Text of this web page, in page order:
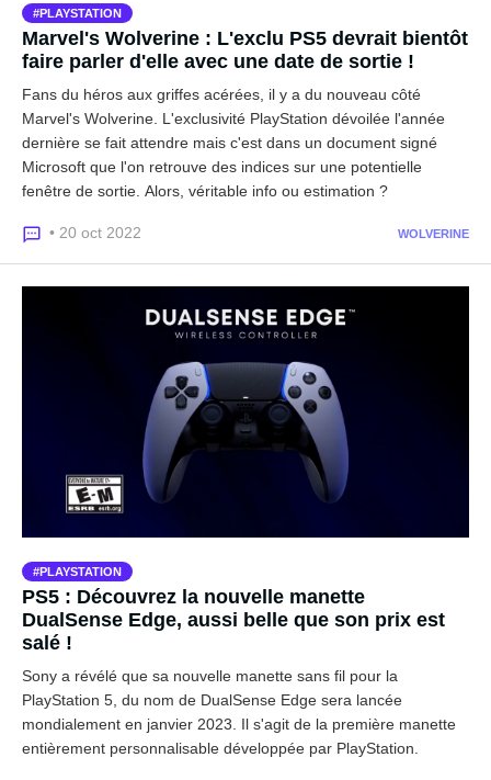
PLAYSTATION
Marvel's Wolverine : L'exclu PS5 devrait bientôt
faire parler d'elle avec une date de sortie !
Fans du héros aux griffes acérées, il y a du nouveau côté
Marvel's Wolverine. L'exclusivité PlayStation dévoilée l'année
dernière se fait attendre mais c'est dans un document signé
Microsoft que l'on retrouve des indices sur une potentielle
fenêtre de sortie. Alors, véritable info ou estimation ?
• 20 oct 2022 WOLVERINE
PLAYSTATION
PS5 : Découvrez la nouvelle manette
DualSense Edge, aussi belle que son prix est
salé !
Sony a révélé que sa nouvelle manette sans fil pour la
PlayStation 5, du nom de DualSense Edge sera lancée
mondialement en janvier 2023. Il s'agit de la première manette
entièrement personnalisable développée par PlayStation.